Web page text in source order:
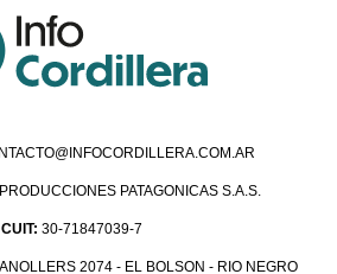
PRODUCCIONES PATAGONICAS S.A.S.
CUIT: 30-71847039-7
2074 - EL BOLSON - RIO NEGRO